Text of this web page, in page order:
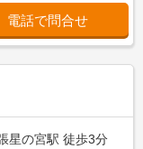
電話で問合せ
星の宮駅 徒歩3分